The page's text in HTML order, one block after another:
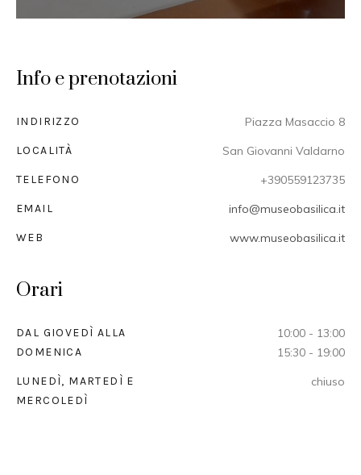
Info e prenotazioni
INDIRIZZO Piazza Masaccio 8
LOCALITÀ San Giovanni Valdarno
TELEFONO +390559123735
EMAIL info@museobasilica.it
WEB www.museobasilica.it
Orari
DAL GIOVEDÌ ALLA
DOMENICA
10:00 - 13:00
15:30 - 19:00
LUNEDÌ, MARTEDÌ E
MERCOLEDÌ
chiuso